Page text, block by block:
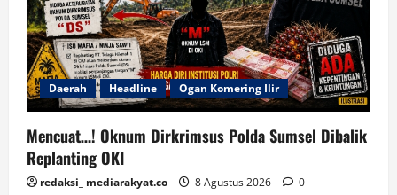
Daerah Headline Ogan Komering Ilir
Mencuat…! Oknum Dirkrimsus Polda Sumsel Dibalik
Replanting OKI
redaksi_ mediarakyat.co 8 Agustus 2026 0